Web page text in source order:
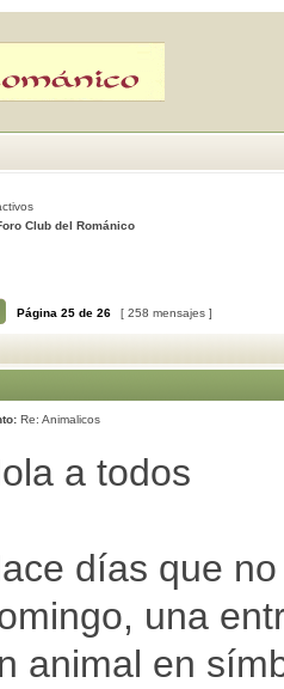
Club del Románico
Página 25 de 26 [ 258 mensajes ]
Re: Animalicos
a todos
días que
una
animal en